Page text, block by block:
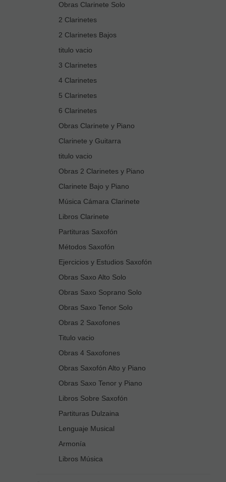
Obras Clarinete Solo
2 Clarinetes
2 Clarinetes Bajos
titulo vacio
3 Clarinetes
4 Clarinetes
5 Clarinetes
6 Clarinetes
Obras Clarinete y Piano
Clarinete y Guitarra
titulo vacio
Obras 2 Clarinetes y Piano
Clarinete Bajo y Piano
Música Cámara Clarinete
Libros Clarinete
Partituras Saxofón
Métodos Saxofón
Ejercicios y Estudios Saxofón
Obras Saxo Alto Solo
Obras Saxo Soprano Solo
Obras Saxo Tenor Solo
Obras 2 Saxofones
Titulo vacio
Obras 4 Saxofones
Obras Saxofón Alto y Piano
Obras Saxo Tenor y Piano
Libros Sobre Saxofón
Partituras Dulzaina
Lenguaje Musical
Armonía
Libros Música